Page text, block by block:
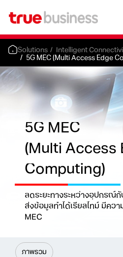
Solutions Intelligent
5G MEC (Multi Access Edge
5G MEC
(Multi Access
Computing)
ลดระยะทางระหว่างอุปกรณ์
ส่งข้อมูลทำได้เรียลไทม์ มีคว
MEC
ภาพรวม